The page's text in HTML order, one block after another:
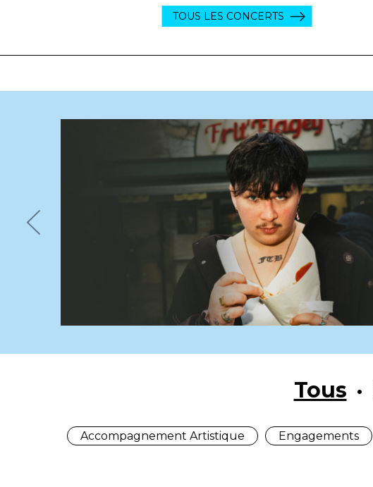
TOUS LES CONCERTS
Previous
Tous
Accompagnement Artistique Engagements